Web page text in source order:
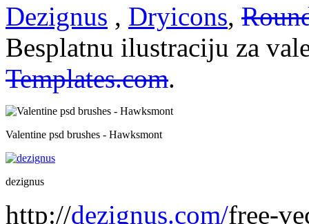
Dezignus , Dryicons,
Besplatnu ilustraciju za
Templates.com.
Valentine psd brushes - Hawksmont
dezignus
http://dezignus.com/free-